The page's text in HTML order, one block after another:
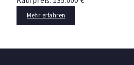
Mehr erfahren